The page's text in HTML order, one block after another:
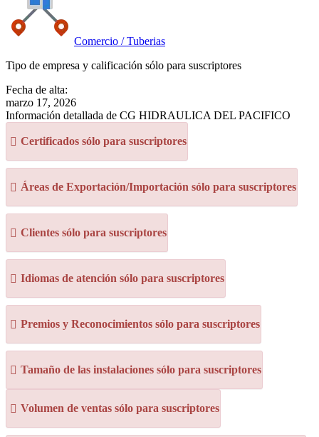
Comercio / Tuberias
Tipo de empresa y calificación sólo para suscriptores
Fecha de alta:
marzo 17, 2026
Información detallada de CG HIDRAULICA DEL PACIFICO
Certificados sólo para suscriptores
Áreas de Exportación/Importación sólo para suscriptores
Clientes sólo para suscriptores
Idiomas de atención sólo para suscriptores
Premios y Reconocimientos sólo para suscriptores
Tamaño de las instalaciones sólo para suscriptores
Volumen de ventas sólo para suscriptores